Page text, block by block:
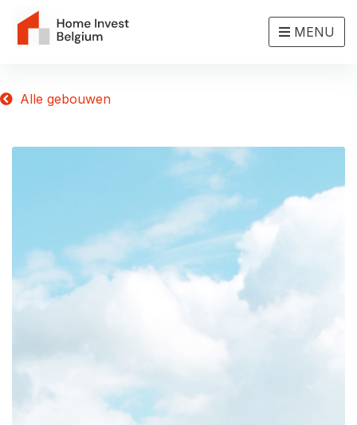
MENU
Alle gebouwen